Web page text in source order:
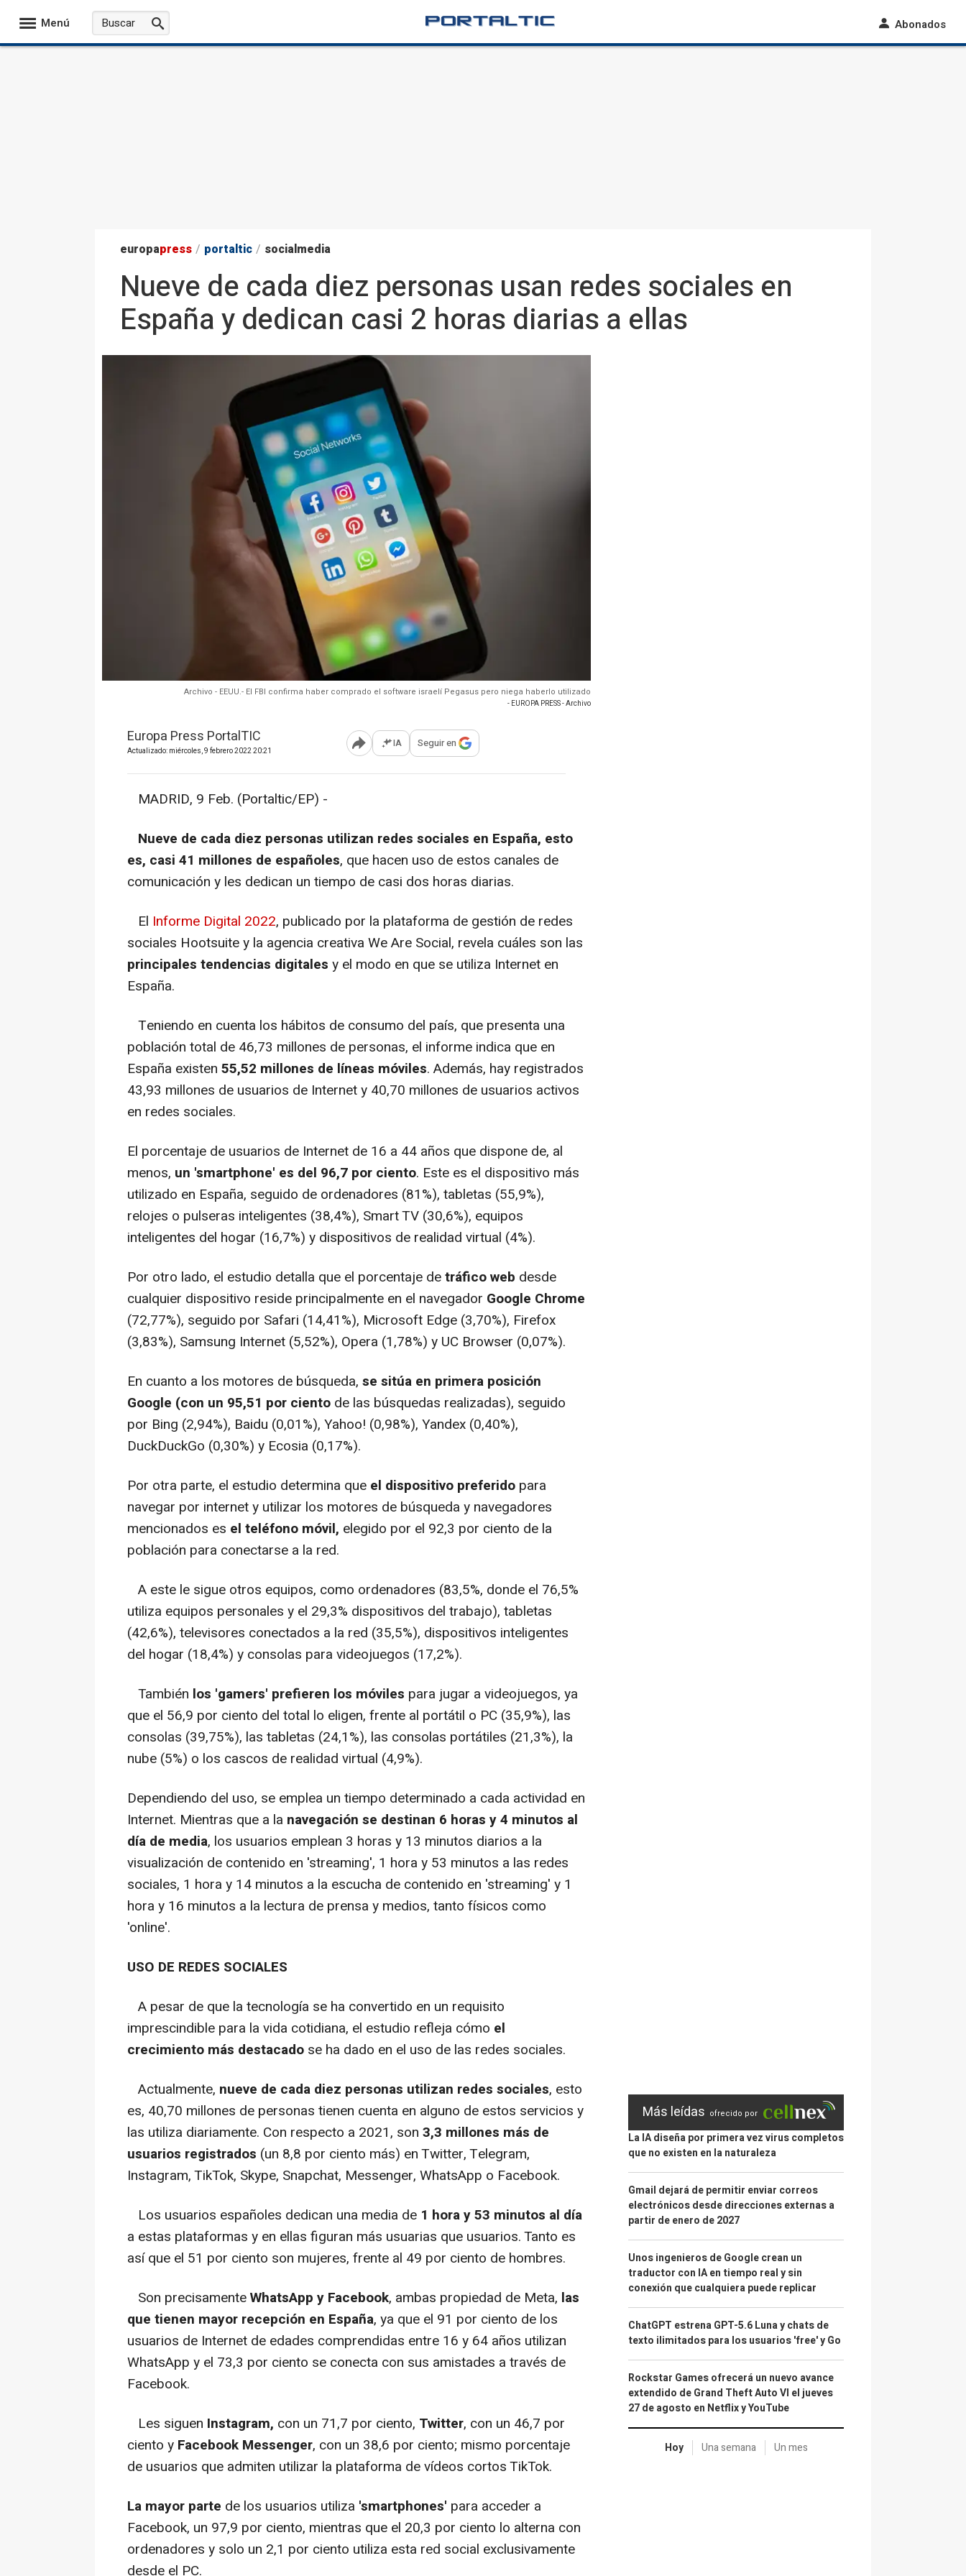
Menú Abonados
europapress / portaltic / socialmedia
Nueve de cada diez personas usan redes sociales en
España y dedican casi 2 horas diarias a ellas
Archivo - EEUU.- El FBI confirma haber comprado el software israelí Pegasus pero niega haberlo utilizado
- EUROPA PRESS - Archivo
Europa Press PortalTIC
Actualizado: miércoles, 9 febrero 2022 20:21 Abrir opciones para compartir
IA Seguir en
MADRID, 9 Feb. (Portaltic/EP) -
Nueve de cada diez personas utilizan redes sociales en España, esto
es, casi 41 millones de españoles, que hacen uso de estos canales de
comunicación y les dedican un tiempo de casi dos horas diarias.
El Informe Digital 2022, publicado por la plataforma de gestión de redes
sociales Hootsuite y la agencia creativa We Are Social, revela cuáles son las
principales tendencias digitales y el modo en que se utiliza Internet en
España.
Teniendo en cuenta los hábitos de consumo del país, que presenta una
población total de 46,73 millones de personas, el informe indica que en
España existen 55,52 millones de líneas móviles. Además, hay registrados
43,93 millones de usuarios de Internet y 40,70 millones de usuarios activos
en redes sociales.
El porcentaje de usuarios de Internet de 16 a 44 años que dispone de, al
menos, un 'smartphone' es del 96,7 por ciento. Este es el dispositivo más
utilizado en España, seguido de ordenadores (81%), tabletas (55,9%),
relojes o pulseras inteligentes (38,4%), Smart TV (30,6%), equipos
inteligentes del hogar (16,7%) y dispositivos de realidad virtual (4%).
Por otro lado, el estudio detalla que el porcentaje detráfico web desde
cualquier dispositivo reside principalmente en el navegador Google Chrome
(72,77%), seguido por Safari (14,41%), Microsoft Edge (3,70%), Firefox
(3,83%), Samsung Internet (5,52%), Opera (1,78%) y UC Browser (0,07%).
En cuanto a los motores de búsqueda, se sitúa en primera posición
Google (con un 95,51 por ciento de las búsquedas realizadas), seguido
por Bing (2,94%), Baidu (0,01%), Yahoo! (0,98%), Yandex (0,40%),
DuckDuckGo (0,30%) y Ecosia (0,17%).
Por otra parte, el estudio determina que el dispositivo preferido para
navegar por internet y utilizar los motores de búsqueda y navegadores
mencionados es el teléfono móvil, elegido por el 92,3 por ciento de la
población para conectarse a la red.
A este le sigue otros equipos, como ordenadores (83,5%, donde el 76,5%
utiliza equipos personales y el 29,3% dispositivos del trabajo), tabletas
(42,6%), televisores conectados a la red (35,5%), dispositivos inteligentes
del hogar (18,4%) y consolas para videojuegos (17,2%).
También los 'gamers' prefieren los móviles para jugar a videojuegos, ya
que el 56,9 por ciento del total lo eligen, frente al portátil o PC (35,9%), las
consolas (39,75%), las tabletas (24,1%), las consolas portátiles (21,3%), la
nube (5%) o los cascos de realidad virtual (4,9%).
Dependiendo del uso, se emplea un tiempo determinado a cada actividad en
Internet. Mientras que a la navegación se destinan 6 horas y 4 minutos al
día de media, los usuarios emplean 3 horas y 13 minutos diarios a la
visualización de contenido en 'streaming', 1 hora y 53 minutos a las redes
sociales, 1 hora y 14 minutos a la escucha de contenido en 'streaming' y 1
hora y 16 minutos a la lectura de prensa y medios, tanto físicos como
'online'.
USO DE REDES SOCIALES
A pesar de que la tecnología se ha convertido en un requisito
imprescindible para la vida cotidiana, el estudio refleja cómo el
crecimiento más destacado se ha dado en el uso de las redes sociales.
Actualmente, nueve de cada diez personas utilizan redes sociales, esto
es, 40,70 millones de personas tienen cuenta en alguno de estos servicios y
las utiliza diariamente. Con respecto a 2021, son 3,3 millones más de
usuarios registrados (un 8,8 por ciento más) en Twitter, Telegram,
Instagram, TikTok, Skype, Snapchat, Messenger, WhatsApp o Facebook.
Los usuarios españoles dedican una media de 1 hora y 53 minutos al día
a estas plataformas y en ellas figuran más usuarias que usuarios. Tanto es
así que el 51 por ciento son mujeres, frente al 49 por ciento de hombres.
Son precisamenteWhatsApp y Facebook, ambas propiedad de Meta, las
que tienen mayor recepción en España, ya que el 91 por ciento de los
usuarios de Internet de edades comprendidas entre 16 y 64 años utilizan
WhatsApp y el 73,3 por ciento se conecta con sus amistades a través de
Facebook.
Les siguen Instagram, con un 71,7 por ciento, Twitter, con un 46,7 por
ciento y Facebook Messenger, con un 38,6 por ciento; mismo porcentaje
de usuarios que admiten utilizar la plataforma de vídeos cortos TikTok.
La mayor parte de los usuarios utiliza 'smartphones' para acceder a
Facebook, un 97,9 por ciento, mientras que el 20,3 por ciento lo alterna con
ordenadores y solo un 2,1 por ciento utiliza esta red social exclusivamente
desde el PC.
Más leídas ofrecido por
La IA diseña por primera vez virus completos
que no existen en la naturaleza
Gmail dejará de permitir enviar correos
electrónicos desde direcciones externas a
partir de enero de 2027
Unos ingenieros de Google crean un
traductor con IA en tiempo real y sin
conexión que cualquiera puede replicar
ChatGPT estrena GPT-5.6 Luna y chats de
texto ilimitados para los usuarios 'free' y Go
Rockstar Games ofrecerá un nuevo avance
extendido de Grand Theft Auto VI el jueves
27 de agosto en Netflix y YouTube
Hoy Una semana Un mes